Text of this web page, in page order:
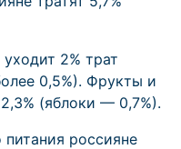
2% трат
0,5%). Фрукты и
(яблоки — 0,7%).
россияне